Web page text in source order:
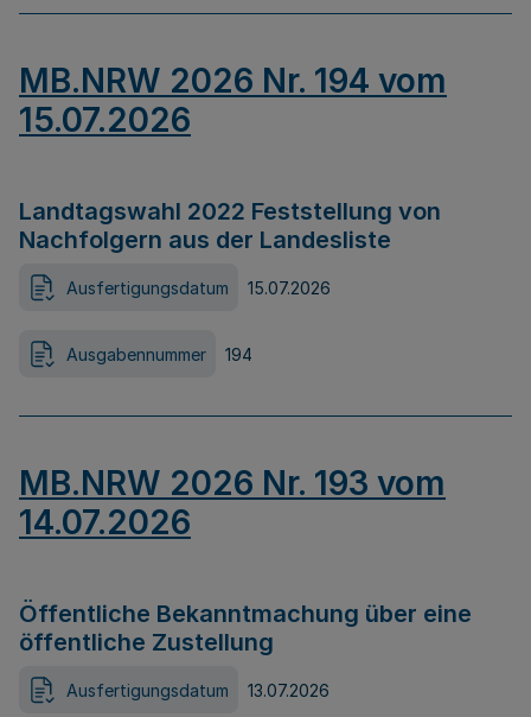
MB.NRW 2026 Nr. 194 vom
15.07.2026
Landtagswahl 2022 Feststellung von
Nachfolgern aus der Landesliste
Ausfertigungsdatum 15.07.2026
Ausgabennummer 194
MB.NRW 2026 Nr. 193 vom
14.07.2026
Öffentliche Bekanntmachung über eine
öffentliche Zustellung
Ausfertigungsdatum 13.07.2026